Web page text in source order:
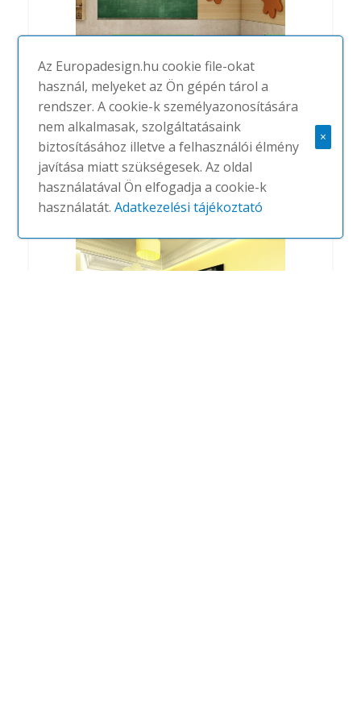
Splat
SOUNDTECT NINCS
Az Europadesign.hu cookie file-okat
használ, melyeket az Ön gépén tárol a
rendszer. A cookie-k személyazonosítására
nem alkalmasak, szolgáltatásaink
biztosításához illetve a felhasználói élmény
javítása miatt szükségesek. Az oldal
használatával Ön elfogadja a cookie-k
használatát.Adatkezelési tájékoztató
×